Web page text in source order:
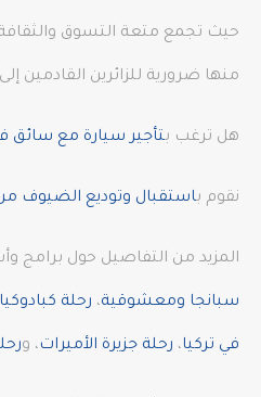
حيث تجمع متعة التسوق
منها ضرورية للزائرين القادمين
هل ترغب بتأجير سيارة مع سائق
نقوم باستقبال وتوديع الضيوف
المزيد من التفاصيل حول برامج
سبانجا ومعشوقية، رحلة كبادوكيا
في تركيا، رحلة جزيرة الأميرات، و